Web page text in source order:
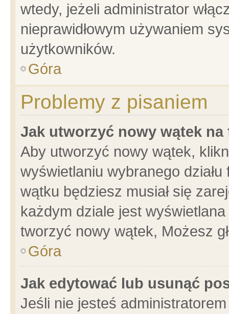
wtedy, jeżeli administrator
nieprawidłowym używaniem
użytkowników.
Góra
Problemy z pisaniem
Jak utworzyć nowy wątek na
Aby utworzyć nowy wątek,
wyświetlaniu wybranego
wątku będziesz musiał się
każdym dziale jest
tworzyć nowy wątek, Możesz
Góra
Jak edytować lub usunąć
Jeśli nie jesteś